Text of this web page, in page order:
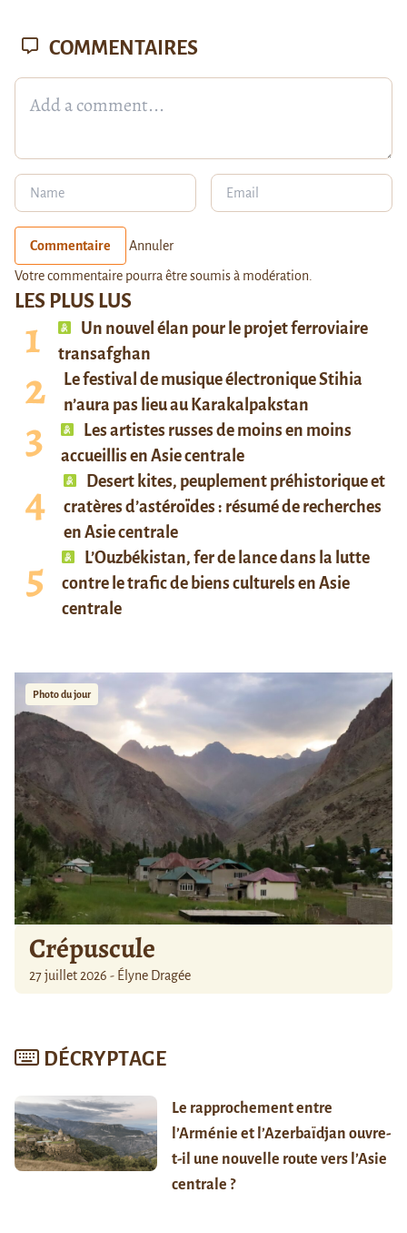
LES PLUS LUS
Un nouvel élan pour le projet ferroviaire
transafghan
Le festival de musique électronique Stihia
n’aura pas lieu au Karakalpakstan
Les artistes russes de moins en moins
accueillis en Asie centrale
Desert kites, peuplement préhistorique et
cratères d’astéroïdes : résumé de recherches
en Asie centrale
L’Ouzbékistan, fer de lance dans la lutte
contre le trafic de biens culturels en Asie
centrale
Photo du jour
Crépuscule
27 juillet 2026 - Élyne Dragée
DÉCRYPTAGE
Le rapprochement entre
l’Arménie et l’Azerbaïdjan ouvre-
t-il une nouvelle route vers l’Asie
centrale ?
COMMENTAIRES
Commentaire Annuler
Votre commentaire pourra être soumis à modération.